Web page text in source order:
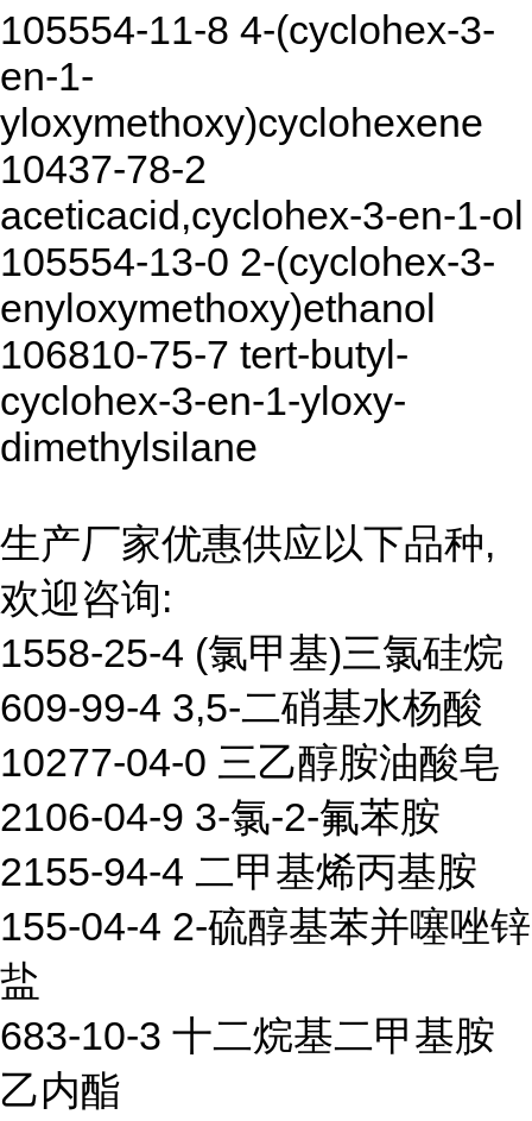
105554-11-8 4-(cyclohex-3-
en-1-
yloxymethoxy)cyclohexene
10437-78-2
aceticacid,cyclohex-3-en-1-ol
105554-13-0 2-(cyclohex-3-
enyloxymethoxy)ethanol
106810-75-7 tert-butyl-
cyclohex-3-en-1-yloxy-
dimethylsilane
生产厂家优惠供应以下品种,
欢迎咨询:
1558-25-4 (氯甲基)三氯硅烷
609-99-4 3,5-二硝基水杨酸
10277-04-0 三乙醇胺油酸皂
2106-04-9 3-氯-2-氟苯胺
2155-94-4 二甲基烯丙基胺
155-04-4 2-硫醇基苯并噻唑锌
盐
683-10-3 十二烷基二甲基胺
乙内酯